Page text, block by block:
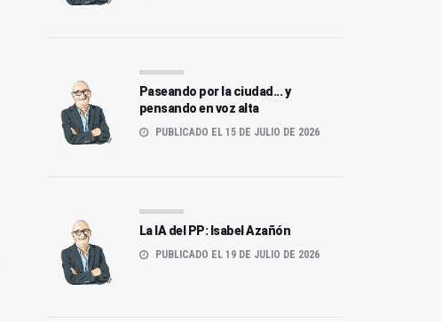
Paseando por la ciudad... y
pensando en voz alta
PUBLICADO EL 15 DE JULIO DE 2026
La IA del PP: Isabel Azañón
PUBLICADO EL 19 DE JULIO DE 2026